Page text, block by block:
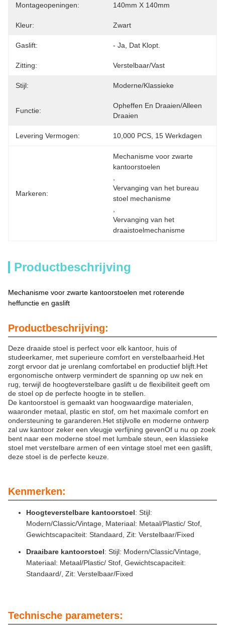
Montageopeningen: 140mm X 140mm
Kleur: Zwart
Gaslift: - Ja, Dat Klopt.
Zitting: Verstelbaar/Vast
Stijl: Moderne/klassieke
Functie:
Opheffen En Draaien/alleen
Draaien
Levering Vermogen: 10,000 PCS, 15 Werkdagen
Markeren:
Mechanisme voor zwarte
kantoorstoelen
Vervanging van het bureau
stoel mechanisme
Vervanging van het
draaistoelmechanisme
Productbeschrijving
Mechanisme voor zwarte kantoorstoelen met roterende
heffunctie en gaslift
Productbeschrijving:
Deze draaide stoel is perfect voor elk kantoor, huis of
studeerkamer, met superieure comfort en verstelbaarheid.Het
zorgt ervoor dat je urenlang comfortabel en productief blijft.Het
ergonomische ontwerp vermindert de spanning op uw nek en
rug, terwijl de hoogteverstelbare gaslift u de flexibiliteit geeft om
de stoel op de perfecte hoogte in te stellen.
De kantoorstoel is gemaakt van hoogwaardige materialen,
waaronder metaal, plastic en stof, om het maximale comfort en
ondersteuning te garanderen.Het stijlvolle en moderne ontwerp
zal uw kantoor zeker een vleugje verfijning gevenOf u nu op zoek
bent naar een moderne stoel met lumbale steun, een klassieke
stoel met verstelbare armen of een vintage stoel met een gaslift,
deze stoel is de perfecte keuze.
Kenmerken:
Hoogteverstelbare kantoorstoel: Stijl:
Modern/Classic/Vintage, Materiaal: Metaal/Plastic/ Stof,
Gewichtscapaciteit: Standaard, Zit: Verstelbaar/Fixed
Draaibare kantoorstoel: Stijl: Modern/Classic/Vintage,
Materiaal: Metaal/Plastic/ Stof, Gewichtscapaciteit:
Standaard/, Zit: Verstelbaar/Fixed
Technische parameters: